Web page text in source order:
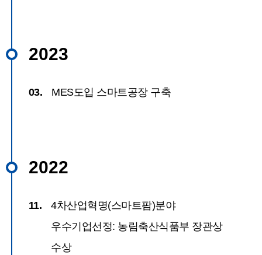
2023
03. MES도입 스마트공장 구축
2022
11.
4차산업혁명(스마트팜)분야
우수기업선정: 농림축산식품부 장관상
수상